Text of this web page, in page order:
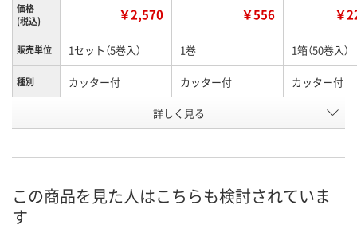
価格
(税込)
￥2,570 ￥556 ￥
販売単位 1セット（5巻入） 1巻 1箱（50巻入）
種別 カッター付 カッター付 カッター付
4752086 NW07492
お届け日 8月8日（土） 8月8日（土）
ついてご連絡
詳しく見る
この商品を見た人はこちらも検討されていま
す